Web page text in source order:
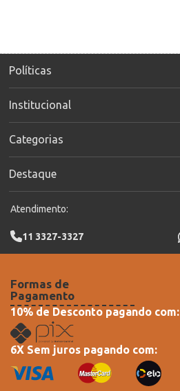
Políticas
Institucional
Categorias
Destaque
Atendimento:
11 3327-3327
Formas de
Pagamento
10% de Desconto pagando com:
6X Sem juros pagando com: